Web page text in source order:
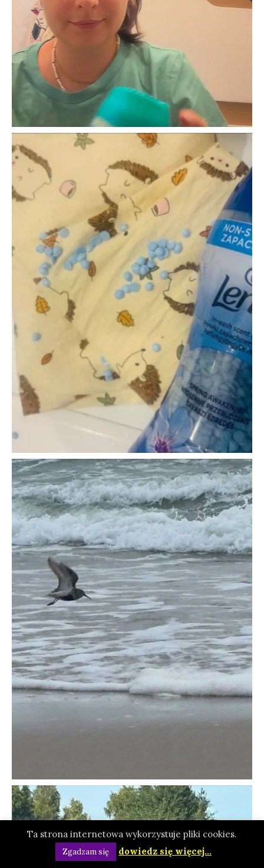
Ta strona internetowa wykorzystuje pliki cookies.
Zgadzam się dowiedz się więcej...